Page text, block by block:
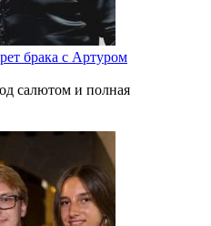
брака с Артуром
салютом и полная